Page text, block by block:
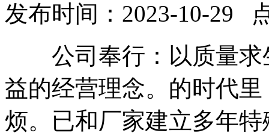
发布时间：2023-10-29
公司奉行：以质量求
益的经营理念。的时代
烦。已和厂家建立多年